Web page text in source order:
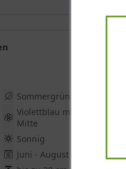
Sommergrün
Violettblau mit gelber
Mitte
Sonnig
Juni - August